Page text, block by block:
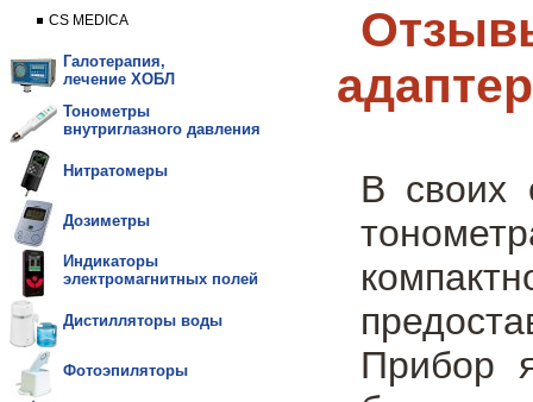
CS MEDICA
Галотерапия,
лечение ХОБЛ
Тонометры
внутриглазного давления
Нитратомеры
Дозиметры
Индикаторы
электромагнитных полей
Дистилляторы воды
Фотоэпиляторы
В своих
Прибор